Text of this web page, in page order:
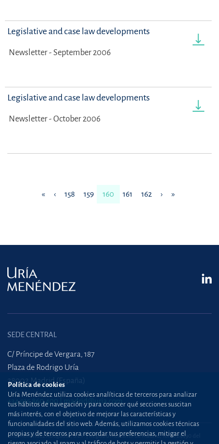
Legislative and case law developments
Newsletter - September 2006
Legislative and case law developments
Newsletter - October 2006
« ‹ 158 159 160 161 162 › »
SEDE CENTRAL
C/ Príncipe de Vergara, 187
Plaza de Rodrigo Uría
28002 Madrid (España)
+34 915 860 400 madrid@uria.com
Uría Menéndez Abogados, S.L.P. | Registro Mercantil de Madrid, Tomo 24490 del
Política de cookies
Uría Menéndez utiliza cookies analíticas de terceros para analizar
tus hábitos de navegación y para conocer qué secciones suscitan
más interés, con el objetivo de mejorar las características y
funcionalidades del sitio web. Además, utilizamos cookies técnicas
propias y de terceros para recordar tus preferencias, mitigar el